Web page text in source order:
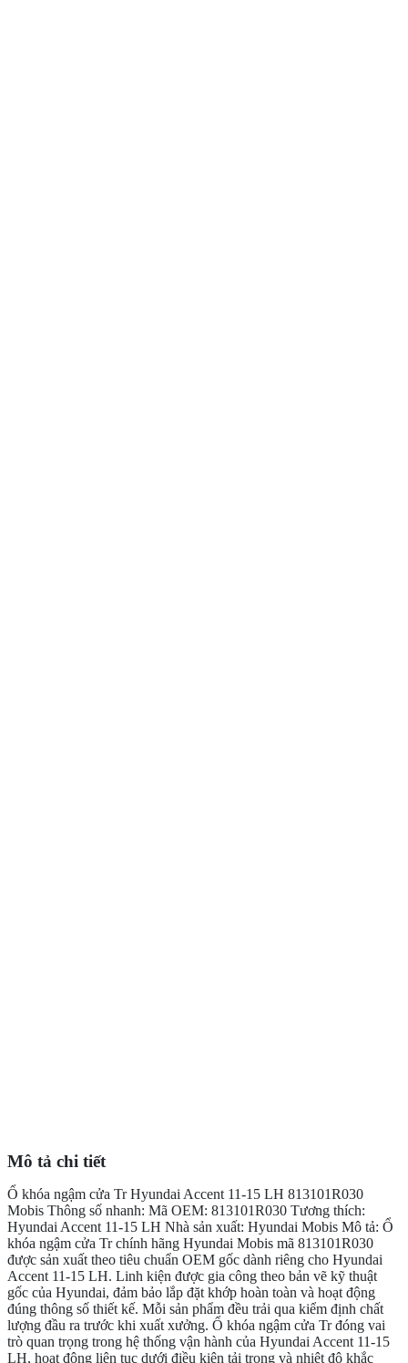
Mô tả chi tiết
Ổ khóa ngậm cửa Tr Hyundai Accent 11-15 LH 813101R030
Mobis Thông số nhanh: Mã OEM: 813101R030 Tương thích:
Hyundai Accent 11-15 LH Nhà sản xuất: Hyundai Mobis Mô tả: Ổ
khóa ngậm cửa Tr chính hãng Hyundai Mobis mã 813101R030
được sản xuất theo tiêu chuẩn OEM gốc dành riêng cho Hyundai
Accent 11-15 LH. Linh kiện được gia công theo bản vẽ kỹ thuật
gốc của Hyundai, đảm bảo lắp đặt khớp hoàn toàn và hoạt động
đúng thông số thiết kế. Mỗi sản phẩm đều trải qua kiểm định chất
lượng đầu ra trước khi xuất xưởng. Ổ khóa ngậm cửa Tr đóng vai
trò quan trọng trong hệ thống vận hành của Hyundai Accent 11-15
LH, hoạt động liên tục dưới điều kiện tải trọng và nhiệt độ khắc